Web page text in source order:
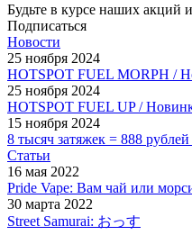
Будьте в курсе наших акций
Подписаться
Новости
25 ноября 2024
HOTSPOT FUEL MORPH /
25 ноября 2024
HOTSPOT FUEL UP /
15 ноября 2024
8 тысяч затяжек = 888
Статьи
16 мая 2022
Pride Vape: Вам чай или
30 марта 2022
Street Samurai: おっす